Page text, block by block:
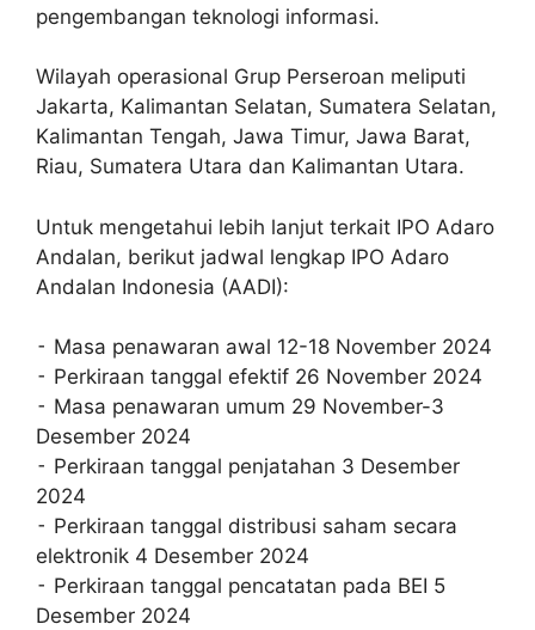
pengembangan teknologi informasi.
Wilayah operasional Grup Perseroan meliputi
Jakarta, Kalimantan Selatan, Sumatera Selatan,
Kalimantan Tengah, Jawa Timur, Jawa Barat,
Riau, Sumatera Utara dan Kalimantan Utara.
Untuk mengetahui lebih lanjut terkait IPO Adaro
Andalan, berikut jadwal lengkap IPO Adaro
Andalan Indonesia (AADI):
⁃ Masa penawaran awal 12-18 November 2024
⁃ Perkiraan tanggal efektif 26 November 2024
⁃ Masa penawaran umum 29 November-3
Desember 2024
⁃ Perkiraan tanggal penjatahan 3 Desember
2024
⁃ Perkiraan tanggal distribusi saham secara
elektronik 4 Desember 2024
⁃ Perkiraan tanggal pencatatan pada BEI 5
Desember 2024